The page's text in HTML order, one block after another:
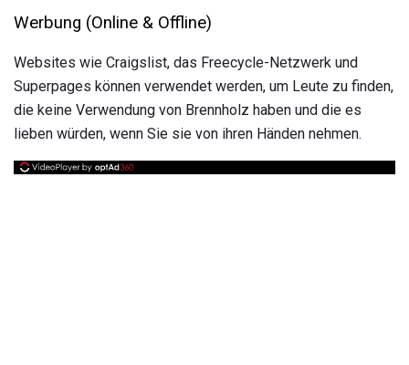
Werbung (Online & Offline)
Websites wie Craigslist, das Freecycle-Netzwerk und
Superpages können verwendet werden, um Leute zu finden,
die keine Verwendung von Brennholz haben und die es
lieben würden, wenn Sie sie von ihren Händen nehmen.